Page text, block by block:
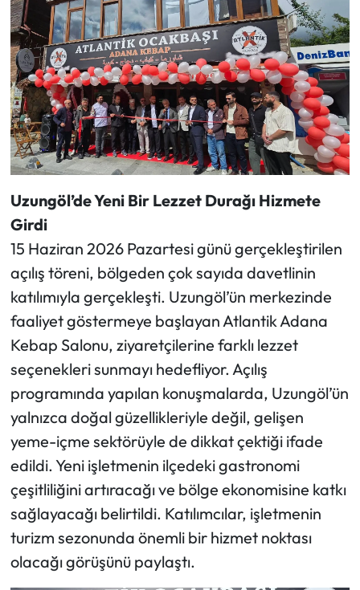
Uzungöl’de Yeni Bir Lezzet Durağı Hizmete
Girdi
15 Haziran 2026 Pazartesi günü gerçekleştirilen
açılış töreni, bölgeden çok sayıda davetlinin
katılımıyla gerçekleşti. Uzungöl’ün merkezinde
faaliyet göstermeye başlayan Atlantik Adana
Kebap Salonu, ziyaretçilerine farklı lezzet
seçenekleri sunmayı hedefliyor. Açılış
programında yapılan konuşmalarda, Uzungöl’ün
yalnızca doğal güzellikleriyle değil, gelişen
yeme-içme sektörüyle de dikkat çektiği ifade
edildi. Yeni işletmenin ilçedeki gastronomi
çeşitliliğini artıracağı ve bölge ekonomisine katkı
sağlayacağı belirtildi. Katılımcılar, işletmenin
turizm sezonunda önemli bir hizmet noktası
olacağı görüşünü paylaştı.